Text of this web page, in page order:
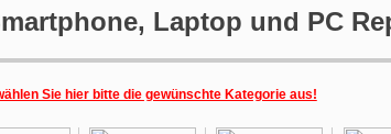
Laptop und PC
Sie hier bitte die gewünschte Kategorie aus!